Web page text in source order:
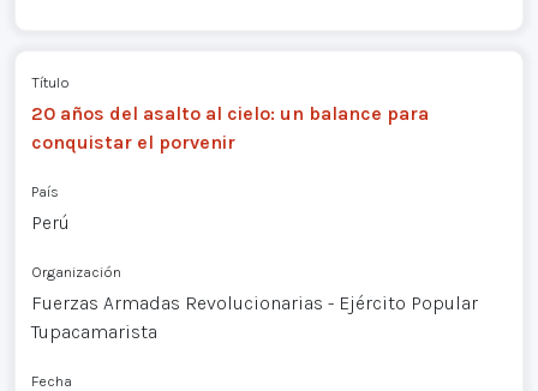
Título
20 años del asalto al cielo: un balance para
conquistar el porvenir
País
Perú
Organización
Fuerzas Armadas Revolucionarias - Ejército Popular
Tupacamarista
Fecha